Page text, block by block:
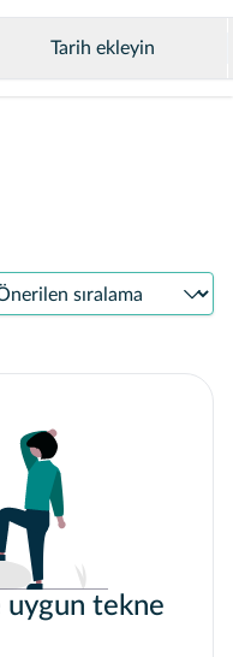
Tarih ekleyin
tekne